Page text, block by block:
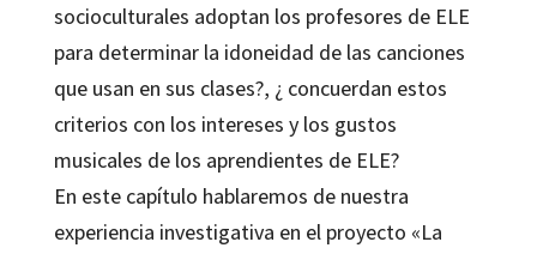
socioculturales adoptan los profesores de ELE
para determinar la idoneidad de las canciones
que usan en sus clases?, ¿ concuerdan estos
criterios con los intereses y los gustos
musicales de los aprendientes de ELE?
En este capítulo hablaremos de nuestra
experiencia investigativa en el proyecto «La